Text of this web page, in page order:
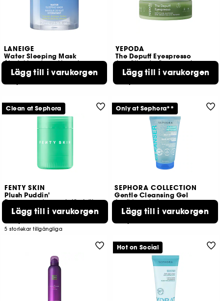
LANEIGE
Water Sleeping Mask
Återfuktande nattmask
330
379,00 KR
Lägg till i varukorgen
YEPODA
The Depuff Eyespresso
Avsvällande ögonmasker med koffein och grönt te
22
349,00 KR
Lägg till i varukorgen
FENTY SKIN
Plush Puddin'
Reparerande mask för fylliga läppar
650
229,00 KR
5 storlekar tillgängliga
Lägg till i varukorgen
Clean at Sephora
SEPHORA COLLECTION
Gentle Cleansing Gel
Ansikte och ögon
182
139,00 KR
Lägg till i varukorgen
Only at Sephora**
Hot on Social